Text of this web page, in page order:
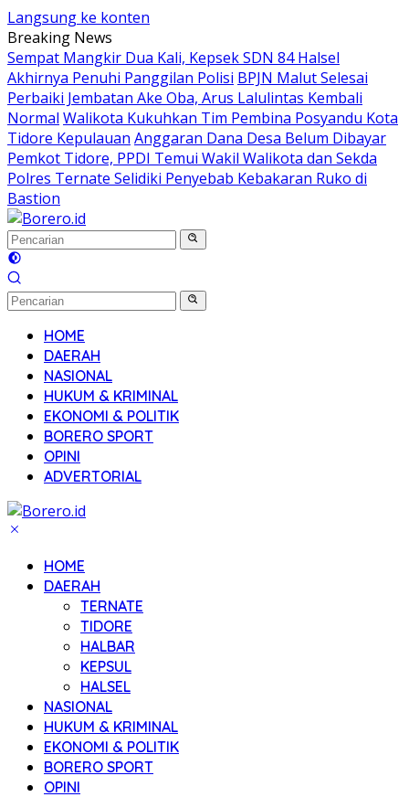
Langsung ke konten
Breaking News
Sempat Mangkir Dua Kali, Kepsek SDN 84 Halsel
Akhirnya Penuhi Panggilan Polisi BPJN Malut Selesai
Perbaiki Jembatan Ake Oba, Arus Lalulintas Kembali
Normal Walikota Kukuhkan Tim Pembina Posyandu Kota
Tidore Kepulauan Anggaran Dana Desa Belum Dibayar
Pemkot Tidore, PPDI Temui Wakil Walikota dan Sekda
Polres Ternate Selidiki Penyebab Kebakaran Ruko di
Bastion
HOME
DAERAH
NASIONAL
HUKUM & KRIMINAL
EKONOMI & POLITIK
BORERO SPORT
OPINI
ADVERTORIAL
HOME
DAERAH
TERNATE
TIDORE
HALBAR
KEPSUL
HALSEL
NASIONAL
HUKUM & KRIMINAL
EKONOMI & POLITIK
BORERO SPORT
OPINI